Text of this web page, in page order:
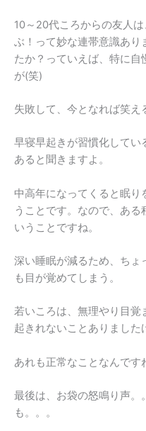
10～20代ころからの友人
ぶ！って妙な連帯意識あ
たか？っていえば、特に
が(笑)
失敗して、今となれば笑え
早寝早起きが習慣化してい
あると聞きますよ。
中高年になってくると眠
うことです。なので、あ
いうことですね。
深い睡眠が減るため、ち
も目が覚めてしまう。
若いころは、無理やり目覚
起きれないことありました
あれも正常なことなんです
最後は、お袋の怒鳴り声。
も。。。